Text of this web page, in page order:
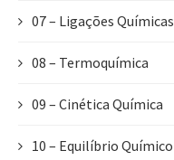
07 – Ligações Químicas
08 – Termoquímica
09 – Cinética Química
10 – Equilíbrio Químico